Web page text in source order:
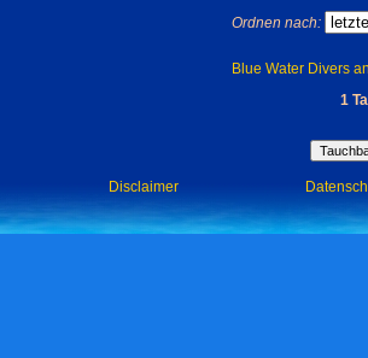
Ordnen nach:
Blue Water Divers
1
Disclaimer